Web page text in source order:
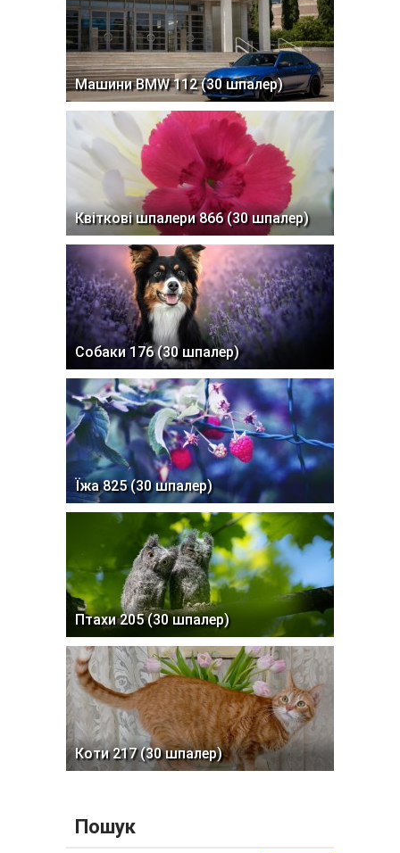
Машини BMW 112 (30 шпалер)
Квіткові шпалери 866 (30 шпалер)
Собаки 176 (30 шпалер)
Їжа 825 (30 шпалер)
Птахи 205 (30 шпалер)
Коти 217 (30 шпалер)
Пошук